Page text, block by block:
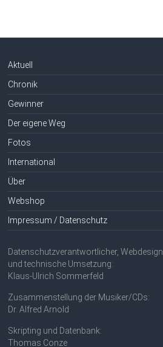
Aktuell
Chronik
Gewinner
Der eigene Weg
Fotos
International
Über
Webshop
Impressum / Datenschutz
Datenschutzverantwortlicher, Webdesign
und technische Umsetzung:
Klaus-Ulrich Sommerfeld
Zusammenstellung der Musiker/CDs:
Dr. Alfred Arnold
Skripting und Datenbank:
Thomas Conze